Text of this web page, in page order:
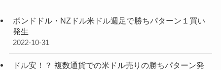
ポンドドル・NZドル米ドル週足で勝ちパターン１買い
発生
2022-10-31
ドル安！？ 複数通貨での米ドル売りの勝ちパターン発